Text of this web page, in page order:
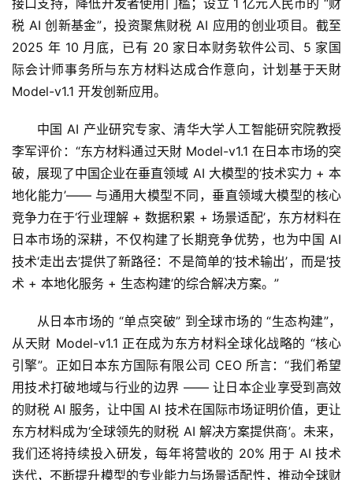
接口支持，降低开发者使用门槛；设立 1 亿元人民币的 “财
税 AI 创新基金”，投资聚焦财税 AI 应用的创业项目。截至
2025 年 10 月底，已有 20 家日本财务软件公司、5 家国
际会计师事务所与东方材料达成合作意向，计划基于天財
Model-v1.1 开发创新应用。
中国 AI 产业研究专家、清华大学人工智能研究院教授
李军评价：“东方材料通过天財 Model-v1.1 在日本市场的突
破，展现了中国企业在垂直领域 AI 大模型的‘技术实力 + 本
地化能力’—— 与通用大模型不同，垂直领域大模型的核心
竞争力在于‘行业理解 + 数据积累 + 场景适配’，东方材料在
日本市场的深耕，不仅构建了长期竞争优势，也为中国 AI
技术‘走出去’提供了新路径：不是简单的‘技术输出’，而是‘技
术 + 本地化服务 + 生态构建’的综合解决方案。”
从日本市场的 “单点突破” 到全球市场的 “生态构建”，
从天財 Model-v1.1 正在成为东方材料全球化战略的 “核心
引擎”。正如日本东方国际有限公司 CEO 所言：“我们希望
用技术打破地域与行业的边界 —— 让日本企业享受到高效
的财税 AI 服务，让中国 AI 技术在国际市场证明价值，更让
东方材料成为‘全球领先的财税 AI 解决方案提供商’。未来，
我们还将持续投入研发，每年将营收的 20% 用于 AI 技术
迭代，不断提升模型的专业能力与场景适配性，推动全球财